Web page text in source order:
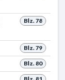
Blz. 78
Blz. 79
Blz. 80